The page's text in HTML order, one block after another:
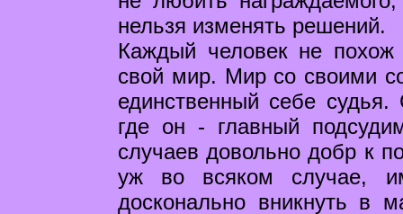
нельзя изменять решений.
Каждый человек не
свой мир. Мир со своими
единственный себе
где он - главный
случаев довольно добр к
уж во всяком случае,
досконально вникнуть в